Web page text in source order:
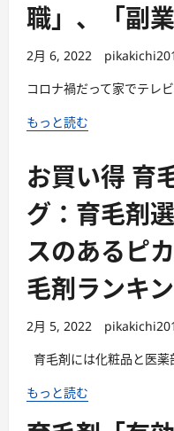
職」、「副
2月 6, 2022
コロナ禍だって家でテレ
もっと読む
お買い得 育
グ：育毛剤
スのあるピ
毛剤ランキ
2月 5, 2022
育毛剤には化粧品と医薬
もっと読む